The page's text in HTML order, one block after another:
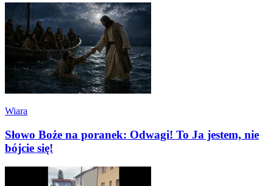
Wiara
Słowo Boże na poranek: Odwagi! To Ja jestem, nie
bójcie się!